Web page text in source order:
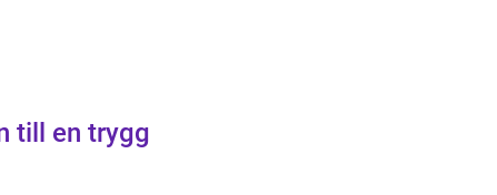
till en trygg